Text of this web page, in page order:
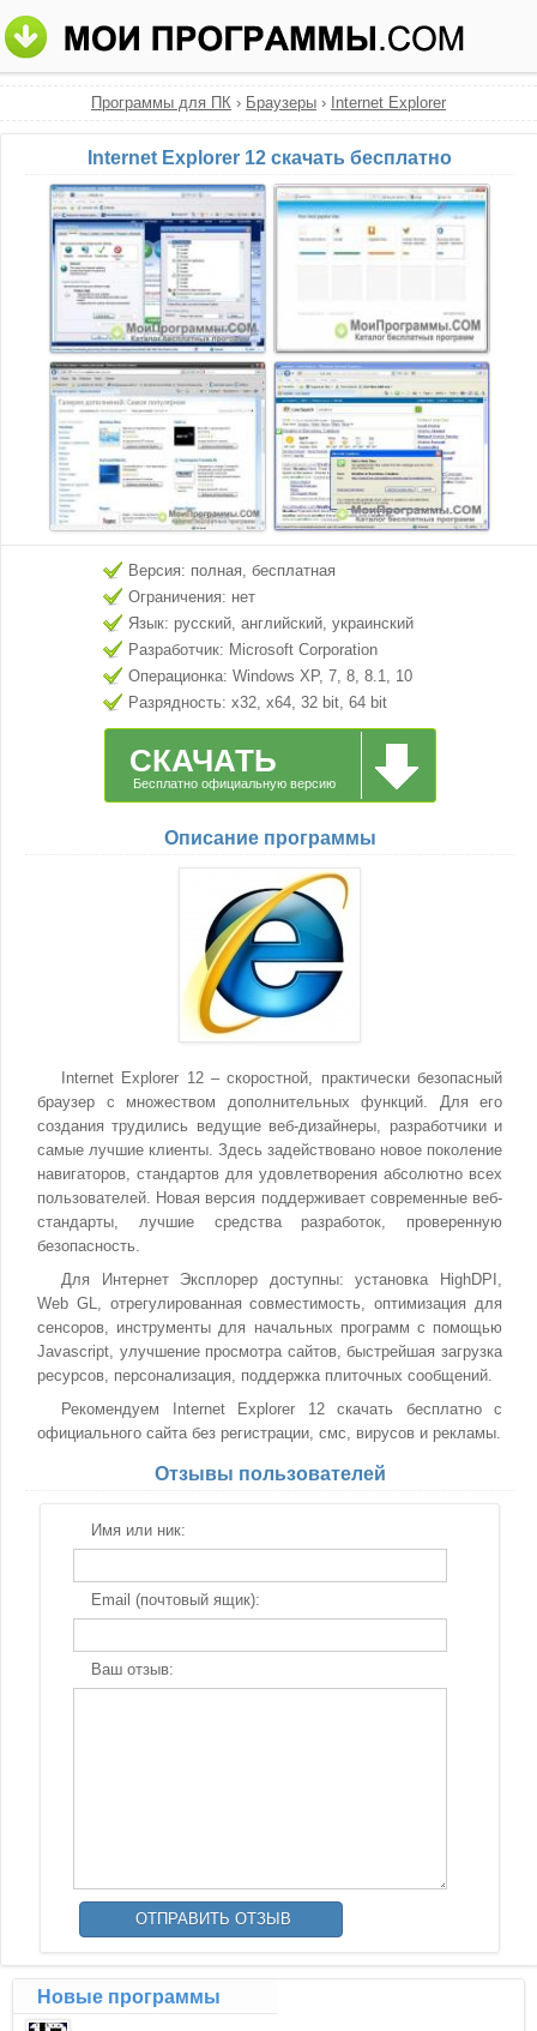
Программы для ПК › Браузеры › Internet Explorer
Internet Explorer 12 скачать бесплатно
Версия: полная, бесплатная
Ограничения: нет
Язык: русский, английский, украинский
Разработчик: Microsoft Corporation
Операционка: Windows XP, 7, 8, 8.1, 10
Разрядность: x32, x64, 32 bit, 64 bit
СКАЧАТЬ
Бесплатно официальную версию
Описание программы
Internet Explorer 12 – скоростной, практически безопасный
браузер с множеством дополнительных функций. Для его
создания трудились ведущие веб-дизайнеры, разработчики и
самые лучшие клиенты. Здесь задействовано новое поколение
навигаторов, стандартов для удовлетворения абсолютно всех
пользователей. Новая версия поддерживает современные веб-
стандарты, лучшие средства разработок, проверенную
безопасность.
Для Интернет Эксплорер доступны: установка HighDPI,
Web GL, отрегулированная совместимость, оптимизация для
сенсоров, инструменты для начальных программ с помощью
Javascript, улучшение просмотра сайтов, быстрейшая загрузка
ресурсов, персонализация, поддержка плиточных сообщений.
Рекомендуем Internet Explorer 12 скачать бесплатно с
официального сайта без регистрации, смс, вирусов и рекламы.
Отзывы пользователей
Имя или ник:
Email (почтовый ящик):
Ваш отзыв:
Новые программы